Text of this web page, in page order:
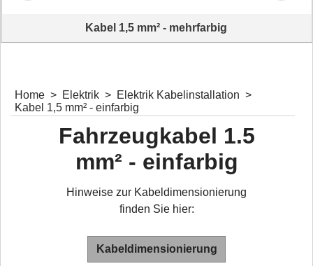
Kabel 1,5 mm² - mehrfarbig
Home > Elektrik > Elektrik Kabelinstallation >
Kabel 1,5 mm² - einfarbig
Fahrzeugkabel 1.5
mm² - einfarbig
Hinweise zur Kabeldimensionierung
finden Sie hier:
Kabeldimensionierung